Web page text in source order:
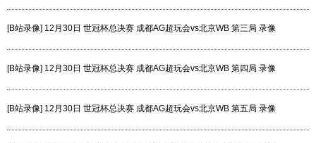
[B站录像] 12月30日 世冠杯总决赛 成都AG超玩会vs北京WB 第三局 录像
[B站录像] 12月30日 世冠杯总决赛 成都AG超玩会vs北京WB 第四局 录像
[B站录像] 12月30日 世冠杯总决赛 成都AG超玩会vs北京WB 第五局 录像